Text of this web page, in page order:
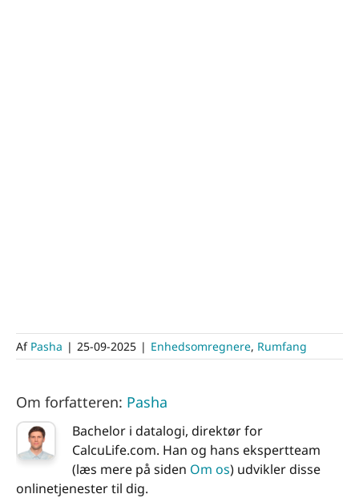
Af Pasha | 25-09-2025 | Enhedsomregnere, Rumfang
Om forfatteren: Pasha
Bachelor i datalogi, direktør for
CalcuLife.com. Han og hans ekspertteam
(læs mere på siden Om os) udvikler disse
onlinetjenester til dig.